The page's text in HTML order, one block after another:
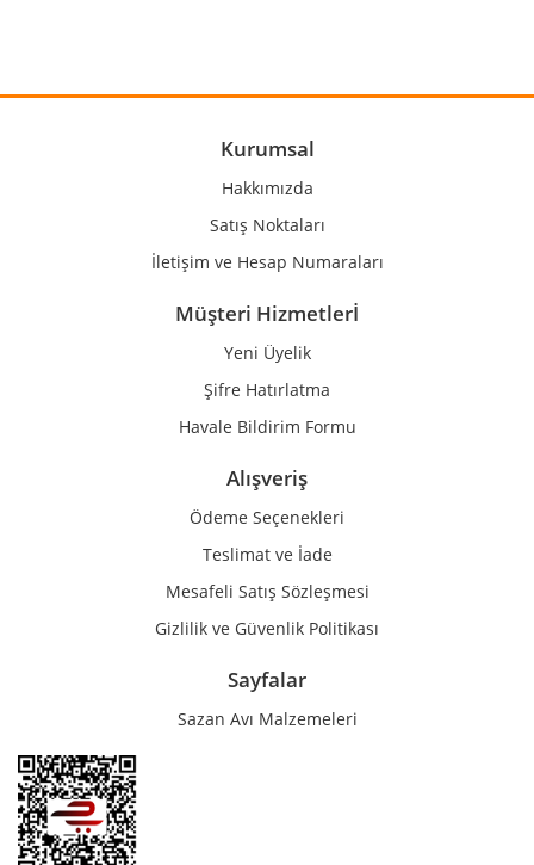
Ürün açıklamasında eksik bilgiler bulunuyor.
Ürün bilgilerinde hatalar bulunuyor.
Gönder
Kurumsal
Hakkımızda
Satış Noktaları
İletişim ve Hesap Numaraları
Müşteri Hizmetlerİ
Yeni Üyelik
Şifre Hatırlatma
Havale Bildirim Formu
Alışveriş
Ödeme Seçenekleri
Teslimat ve İade
Mesafeli Satış Sözleşmesi
Gizlilik ve Güvenlik Politikası
Sayfalar
Sazan Avı Malzemeleri